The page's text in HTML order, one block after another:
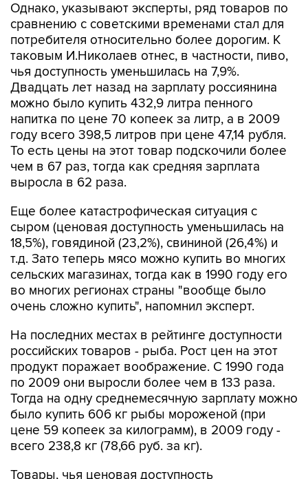
Однако, указывают эксперты, ряд товаров по
сравнению с советскими временами стал для
потребителя относительно более дорогим. К
таковым И.Николаев отнес, в частности, пиво,
чья доступность уменьшилась на 7,9%.
Двадцать лет назад на зарплату россиянина
можно было купить 432,9 литра пенного
напитка по цене 70 копеек за литр, а в 2009
году всего 398,5 литров при цене 47,14 рубля.
То есть цены на этот товар подскочили более
чем в 67 раз, тогда как средняя зарплата
выросла в 62 раза.
Еще более катастрофическая ситуация с
сыром (ценовая доступность уменьшилась на
18,5%), говядиной (23,2%), свининой (26,4%) и
т.д. Зато теперь мясо можно купить во многих
сельских магазинах, тогда как в 1990 году его
во многих регионах страны "вообще было
очень сложно купить", напомнил эксперт.
На последних местах в рейтинге доступности
российских товаров - рыба. Рост цен на этот
продукт поражает воображение. С 1990 года
по 2009 они выросли более чем в 133 раза.
Тогда на одну среднемесячную зарплату можно
было купить 606 кг рыбы мороженой (при
цене 59 копеек за килограмм), в 2009 году -
всего 238,8 кг (78,66 руб. за кг).
Товары, чья ценовая доступность